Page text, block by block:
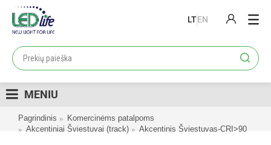
LTEN
PRODUKTAI
LOJALUMO PROGRAMA
KATALOGAI
MENIU
Pagrindinis
Komercinėms patalpoms
Akcentiniai Šviestuvai (track)
Akcentinis Šviestuvas-CRI>90